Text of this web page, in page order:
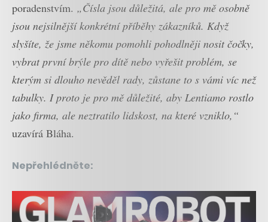
poradenstvím. „Čísla jsou důležitá, ale pro mě osobně
jsou nejsilnější konkrétní příběhy zákazníků. Když
slyšíte, že jsme někomu pomohli pohodlněji nosit čočky,
vybrat první brýle pro dítě nebo vyřešit problém, se
kterým si dlouho nevěděl rady, zůstane to s vámi víc než
tabulky. I proto je pro mě důležité, aby Lentiamo rostlo
jako firma, ale neztratilo lidskost, na které vzniklo,“
uzavírá Bláha.
Nepřehlédněte: